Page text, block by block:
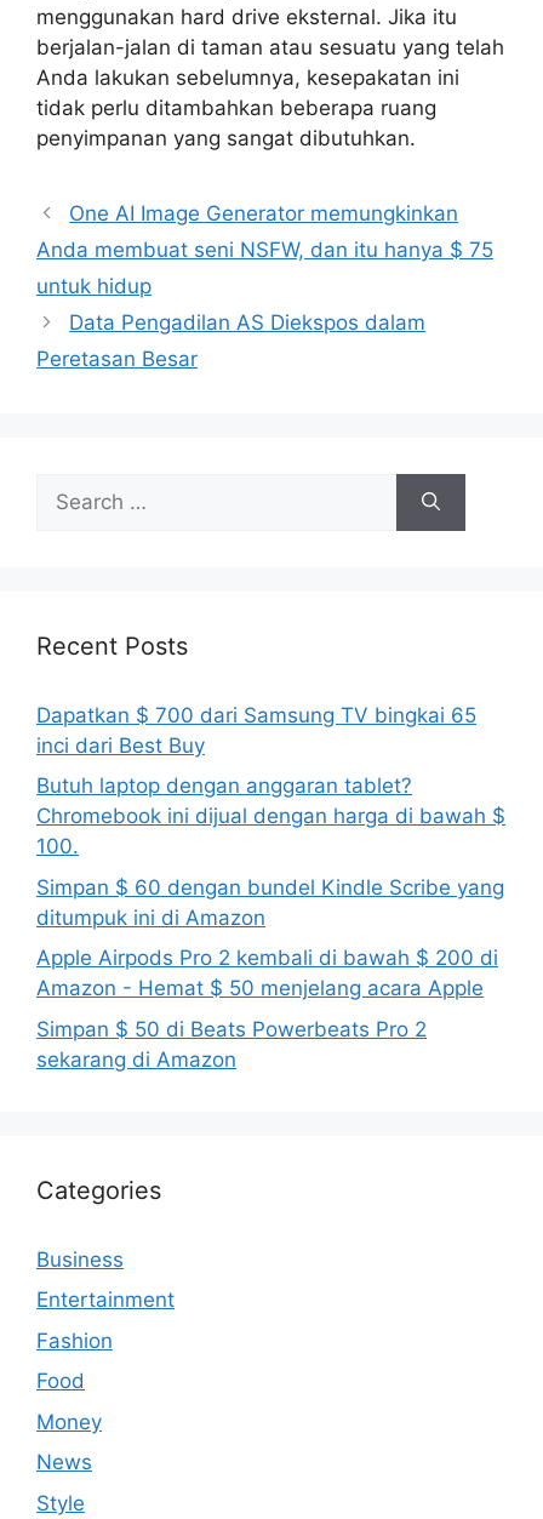
menggunakan hard drive eksternal. Jika itu
berjalan-jalan di taman atau sesuatu yang telah
Anda lakukan sebelumnya, kesepakatan ini
tidak perlu ditambahkan beberapa ruang
penyimpanan yang sangat dibutuhkan.
One AI Image Generator memungkinkan
Anda membuat seni NSFW, dan itu hanya $ 75
untuk hidup
Data Pengadilan AS Diekspos dalam
Peretasan Besar
for:
Recent Posts
Dapatkan $ 700 dari Samsung TV bingkai 65
inci dari Best Buy
Butuh laptop dengan anggaran tablet?
Chromebook ini dijual dengan harga di bawah $
100.
Simpan $ 60 dengan bundel Kindle Scribe yang
ditumpuk ini di Amazon
Apple Airpods Pro 2 kembali di bawah $ 200 di
Amazon - Hemat $ 50 menjelang acara Apple
Simpan $ 50 di Beats Powerbeats Pro 2
sekarang di Amazon
Categories
Business
Entertainment
Fashion
Food
Money
News
Style